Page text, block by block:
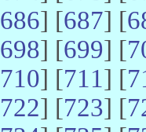
686] [687] [
698] [699] [
710] [711] [
722] [723] [